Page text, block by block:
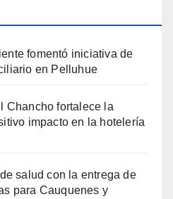
fomentó iniciativa de
en Pelluhue
Chancho fortalece la
impacto en la hotelería
salud con la entrega de
para Cauquenes y